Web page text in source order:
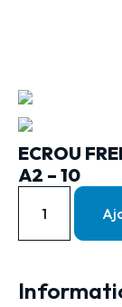
ECROU
A2 – 10